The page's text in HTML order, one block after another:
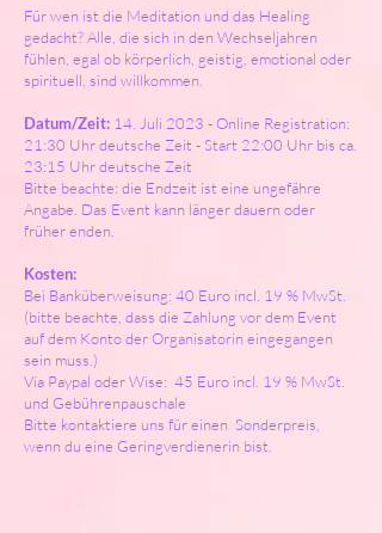
Für wen ist die Meditation und das Healing
gedacht? Alle, die sich in den Wechseljahren
fühlen, egal ob körperlich, geistig, emotional oder
spirituell, sind willkommen.
Datum/Zeit: 14. Juli 2023 - Online Registration:
21:30 Uhr deutsche Zeit - Start 22:00 Uhr bis ca.
23:15 Uhr deutsche Zeit
Bitte beachte: die Endzeit ist eine ungefähre
Angabe. Das Event kann länger dauern oder
früher enden.
Kosten:
Bei Banküberweisung: 40 Euro incl. 19 % MwSt.
(bitte beachte, dass die Zahlung vor dem Event
auf dem Konto der Organisatorin eingegangen
sein muss.)
Via Paypal oder Wise: 45 Euro incl. 19 % MwSt.
und Gebührenpauschale
Bitte kontaktiere uns für einen Sonderpreis,
wenn du eine Geringverdienerin bist.